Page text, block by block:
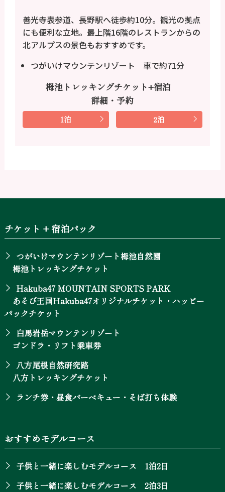
善光寺表参道、長野駅へ徒歩約10分。観光の拠点
にも便利な立地。最上階16階のレストランからの
北アルプスの景色もおすすめです。
つがいけマウンテンリゾート 車で約71分
栂池トレッキングチケット+宿泊
詳細・予約
1泊 2泊
チケット + 宿泊パック
つがいけマウンテンリゾート栂池自然園
栂池トレッキングチケット
Hakuba47 MOUNTAIN SPORTS PARK
あそび王国Hakuba47オリジナルチケット・ハッピー
パックチケット
白馬岩岳マウンテンリゾート
ゴンドラ・リフト乗車券
八方尾根自然研究路
八方トレッキングチケット
ランチ券・昼食バーベキュー・そば打ち体験
おすすめモデルコース
子供と一緒に楽しむモデルコース 1泊2日
子供と一緒に楽しむモデルコース 2泊3日